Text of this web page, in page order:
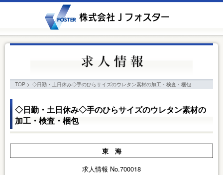
TOP > ◇日勤・土日休み◇手のひらサイズのウレタン素材の加工・検査・梱包
◇日勤・土日休み◇手のひらサイズのウレタン素材の
加工・検査・梱包
東 海
求人情報 No.700018